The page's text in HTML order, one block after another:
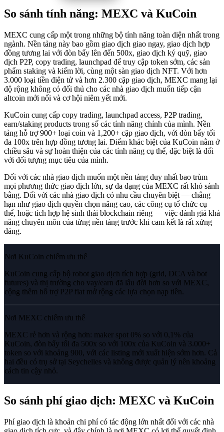
So sánh tính năng: MEXC và KuCoin
MEXC cung cấp một trong những bộ tính năng toàn diện nhất trong
ngành. Nền tảng này bao gồm giao dịch giao ngay, giao dịch hợp
đồng tương lai với đòn bẩy lên đến 500x, giao dịch ký quỹ, giao
dịch P2P, copy trading, launchpad để truy cập token sớm, các sản
phẩm staking và kiếm lời, cùng một sàn giao dịch NFT. Với hơn
3.000 loại tiền điện tử và hơn 2.300 cặp giao dịch, MEXC mang lại
độ rộng không có đối thủ cho các nhà giao dịch muốn tiếp cận
altcoin mới nổi và cơ hội niêm yết mới.
KuCoin cung cấp copy trading, launchpad access, P2P trading,
earn/staking products trong số các tính năng chính của mình. Nền
tảng hỗ trợ 900+ loại coin và 1,200+ cặp giao dịch, với đòn bẩy tối
đa 100x trên hợp đồng tương lai. Điểm khác biệt của KuCoin nằm ở
chiều sâu và sự hoàn thiện của các tính năng cụ thể, đặc biệt là đối
với đối tượng mục tiêu của mình.
Đối với các nhà giao dịch muốn một nền tảng duy nhất bao trùm
mọi phương thức giao dịch lớn, sự đa dạng của MEXC rất khó sánh
bằng. Đối với các nhà giao dịch có nhu cầu chuyên biệt — chẳng
hạn như giao dịch quyền chọn nâng cao, các công cụ tổ chức cụ
thể, hoặc tích hợp hệ sinh thái blockchain riêng — việc đánh giá khả
năng chuyên môn của từng nền tảng trước khi cam kết là rất xứng
đáng.
Nơi KuCoin chiếm ưu thế
KuCoin cung cấp bộ robot giao dịch tích hợp (grid, DCA và bot
futures) và thị trường cho vay/earn đã lâu đời hơn so với MEXC,
cộng thêm hỗ trợ P2P fiat mở rộng các lựa chọn nạp tiền.
Nơi MEXC chiếm ưu thế
MEXC rẻ hơn và rộng hơn: maker spot 0% so với 0,1% của
KuCoin, đòn bẩy tối đa 500x so với 100x của KuCoin và 3.000+
token so với khoảng 900, với các listing mới xuất hiện sớm hơn. Cả
hai đều có trụ sở tại Seychelles và không được quản lý nên khoảng
cách tin cậy nhỏ.
So sánh phí giao dịch: MEXC và KuCoin
Phí giao dịch là khoản chi phí có tác động lớn nhất đối với các nhà